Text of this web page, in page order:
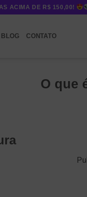
ACIMA DE R$ 150,00!
BLOG CONTATO
O que